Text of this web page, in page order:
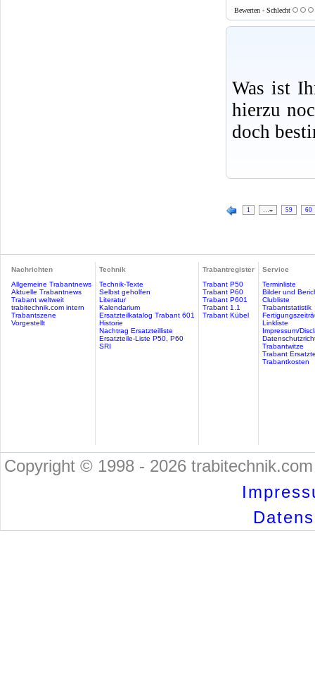
Bewerten - Schlecht
Was ist
hierzu
doch
1 … 59 60
Nachrichten
Allgemeine Trabantnews
Aktuelle Trabantnews
Trabant weltweit
trabitechnik.com intern
Trabantszene
Vorgestellt
Technik
Technik-Texte
Selbst geholfen
Literatur
Kalendarium
Ersatzteilkatalog Trabant 601
Historie
Nachtrag Ersatzteilliste
Ersatzteile-Liste P50, P60
SRI
Trabantregister
Trabant P50
Trabant P60
Trabant P601
Trabant 1.1
Trabant Kübel
Service
Terminliste
Bilder und
Clubliste
Trabantstatistik
Linkliste
Impressum/
Trabantwitze
Trabant
Trabantkosten
Copyright © 1998 - 2026